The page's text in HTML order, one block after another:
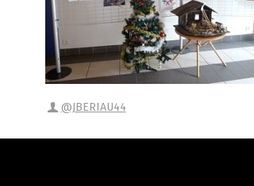
@JBERIAU44